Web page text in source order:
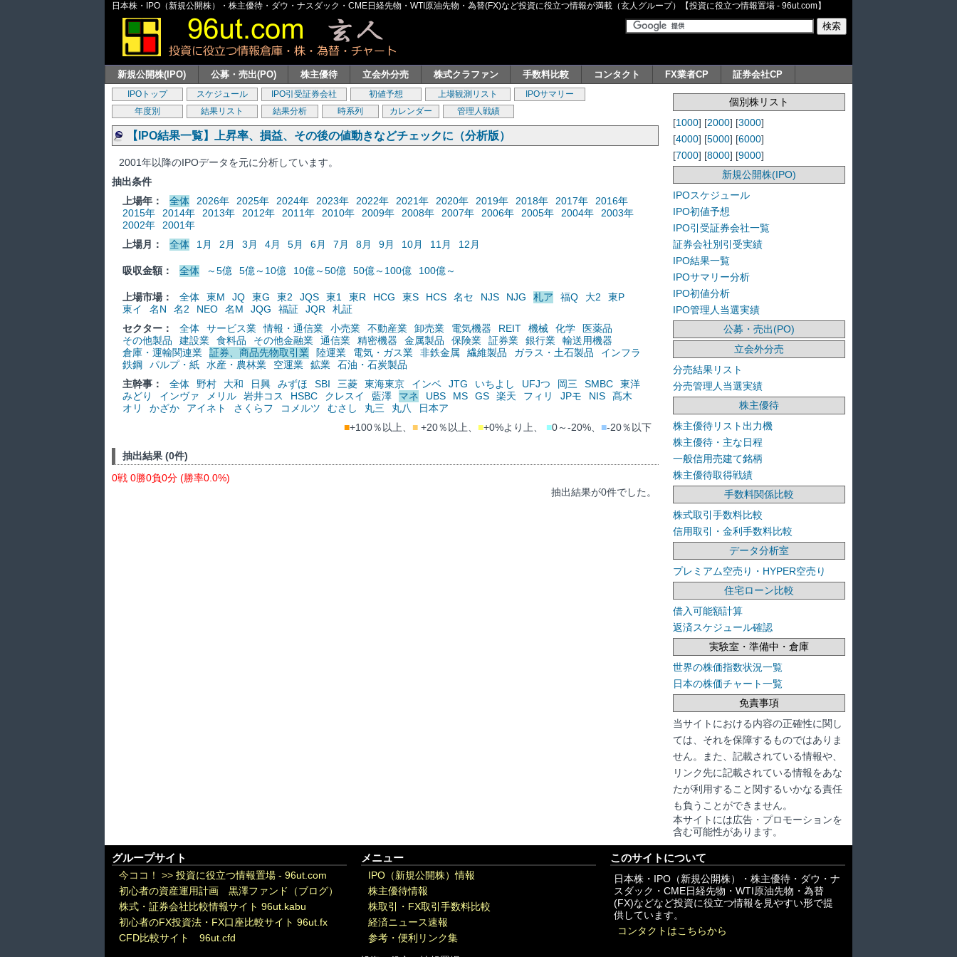
日本株・IPO（新規公開株）・株主優待・ダウ・ナスダック・CME日経先物・WTI原油先物・為替(FX)など投資に役立つ情報が満載（玄人グループ）【投資に役立つ情報置場 - 96ut.com】
新規公開株(IPO) 公募・売出(PO) 株主優待 立会外分売 株式クラファン 手数料比較 コンタクト FX業者CP 証券会社CP
IPOトップ スケジュール IPO引受証券会社 初値予想 上場観測リスト
IPOサマリー
年度別
結果リスト 結果分析 時系列 カレンダー 管理人戦績
【IPO結果一覧】上昇率、損益、その後の値動きなどチェックに（分析版）
2001年以降のIPOデータを元に分析しています。
抽出条件
上場年：
全体 2026年 2025年 2024年 2023年 2022年 2021年 2020年 2019年 2018年 2017年
2016年
2015年
2014年 2013年 2012年 2011年 2010年 2009年 2008年 2007年 2006年 2005年 2004年
2003年
2002年
2001年
上場月：
全体 1月 2月 3月 4月 5月 6月 7月 8月 9月 10月 11月 12月
吸収金額： 全体 ～5億 5億～10億 10億～50億 50億～100億 100億～
上場市場： 全体 東M JQ 東G 東2 JQS 東1 東R HCG 東S HCS 名セ NJS NJG 札ア 福Q 大2
東P
東イ
名N 名2 NEO 名M JQG 福証 JQR
札証
セクター：
全体 サービス業 情報・通信業 小売業 不動産業 卸売業 電気機器 REIT 機械 化学
医薬品
その他製品
建設業 食料品 その他金融業 通信業 精密機器 金属製品 保険業 証券業 銀行業
輸送用機器
倉庫・運輸関連業
証券、商品先物取引業 陸運業 電気・ガス業 非鉄金属 繊維製品 ガラス・土石製品
インフラ
鉄鋼
パルプ・紙 水産・農林業 空運業 鉱業
石油・石炭製品
主幹事：
全体 野村 大和 日興 みずほ SBI 三菱 東海東京 インベ JTG いちよし UFJつ 岡三 SMBC
東洋
みどり
インヴァ メリル 岩井コス HSBC クレスイ 藍澤 マネ UBS MS GS 楽天 フィリ JPモ NIS
髙木
オリ
かざか アイネト さくらフ コメルツ むさし 丸三 丸八
日本ア
■+100％以上、 ■+20％以上、 ■+0%より上、 ■0～-20%、 ■-20％以下
抽出結果 (0件)
0戦 0勝0負0分 (勝率0.0%)
抽出結果が0件でした。
個別株リスト
[1000] [2000] [3000]
[4000] [5000] [6000]
[7000] [8000] [9000]
新規公開株(IPO)
IPOスケジュール
IPO初値予想
IPO引受証券会社一覧
証券会社別引受実績
IPO結果一覧
IPOサマリー分析
IPO初値分析
IPO管理人当選実績
公募・売出(PO)
立会外分売
分売結果リスト
分売管理人当選実績
株主優待
株主優待リスト出力機
株主優待・主な日程
一般信用売建て銘柄
株主優待取得戦績
手数料関係比較
株式取引手数料比較
信用取引・金利手数料比較
データ分析室
プレミアム空売り・HYPER空売り
住宅ローン比較
借入可能額計算
返済スケジュール確認
実験室・準備中・倉庫
世界の株価指数状況一覧
日本の株価チャート一覧
免責事項
当サイトにおける内容の正確性に関し
ては、それを保障するものではありま
せん。また、記載されている情報や、
リンク先に記載されている情報をあな
たが利用すること関するいかなる責任
も負うことができません。
本サイトには広告・プロモーションを
含む可能性があります。
グループサイト
今ココ！ >> 投資に役立つ情報置場 - 96ut.com
初心者の資産運用計画 黒澤ファンド（ブログ）
株式・証券会社比較情報サイト 96ut.kabu
初心者のFX投資法・FX口座比較サイト 96ut.fx
CFD比較サイト 96ut.cfd
メニュー
IPO（新規公開株）情報
株主優待情報
株取引・FX取引手数料比較
経済ニュース速報
参考・便利リンク集
このサイトについて
日本株・IPO（新規公開株）・株主優待・ダウ・ナ
スダック・CME日経先物・WTI原油先物・為替
(FX)などなど投資に役立つ情報を見やすい形で提
供しています。
コンタクトはこちらから